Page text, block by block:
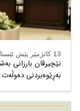
13 کاتژمێر پێش ئێستا
نێچیرڤان بارزانی
بەڕێوەبردنی